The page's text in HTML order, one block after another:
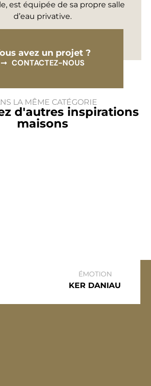
est équipée de sa propre salle
d’eau privative.
avez un projet ?
CONTACTEZ-NOUS
LA MÊME CATÉGORIE
d'autres inspirations
maisons
ÉMOTION
KER DANIAU